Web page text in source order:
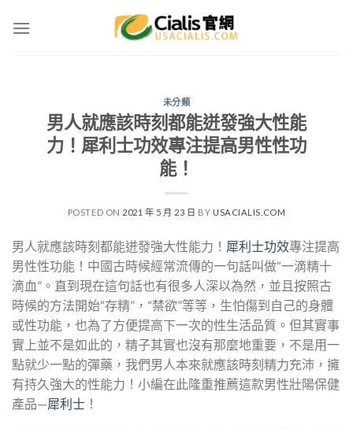
未分類
男人就應該時刻都能迸發強大性能
力！犀利士功效專注提高男性性功
能！
POSTED ON 2021 年 5 月 23 日 BY USACIALIS.COM
男人就應該時刻都能迸發強大性能力！ 犀利士功效專注提高
男性性功能！中國古時候經常流傳的一句話叫做“一滴精十
滴血”。直到現在這句話也有很多人深以為然，並且按照古
時候的方法開始“存精”，“禁欲”等等，生怕傷到自己的身體
或性功能，也為了方便提高下一次的性生活品質。但其實事
實上並不是如此的，精子其實也沒有那麼地重要，不是用一
點就少一點的彈藥，我們男人本來就應該時刻精力充沛，擁
有持久強大的性能力！小編在此隆重推薦這款男性壯陽保健
產品—犀利士 ！